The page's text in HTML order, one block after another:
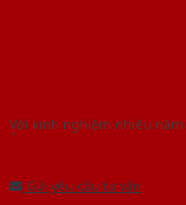
Với kinh nghiệm nhiêu
Gửi yêu cầu tư vấn